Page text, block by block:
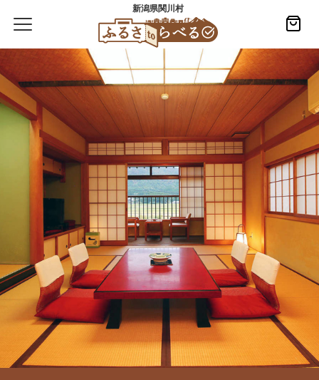
新潟県関川村